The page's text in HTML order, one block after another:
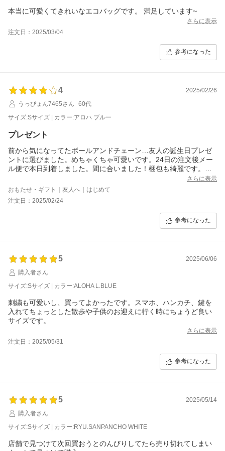
本当に可愛くてきれいなエコバッグです。 満足しています~
さらに表示
注文日：2025/03/04
参考になった
4
2025/02/26
うっぴょん7465さん
60代
サイズ:Sサイズ | カラー:アロハ ブルー
プレゼント
前から気になってたボールアンドチェーン…友人の誕生日プレゼ
ントに選びました。めちゃくちゃ可愛いです。24日の注文後メー
ル便で本日到着しました。間に合いました！梱包も綺麗です。自
さらに表示
おもたせ・ギフト｜友人へ｜はじめて
注文日：2025/02/24
参考になった
5
2025/06/06
購入者さん
サイズ:Sサイズ | カラー:ALOHA L.BLUE
刺繍も可愛いし、買ってよかったです。スマホ、ハンカチ、鍵を
入れてちょっとした散歩や子供のお迎えに行く時にちょうど良い
サイズです。
さらに表示
注文日：2025/05/31
参考になった
5
2025/05/14
購入者さん
サイズ:Sサイズ | カラー:RYU.SANPANCHO WHITE
店舗で見つけて次回買おうとのんびりしてたら売り切れてしまい